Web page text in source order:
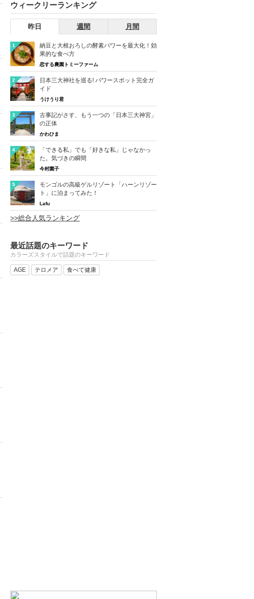
ウィークリーランキング
昨日 週間 月間
1
納豆と大根おろしの酵素パワーを最大化！効
果的な食べ方
恋する農園トミーファーム
2
日本三大神社を巡る! パワースポット完全ガ
イド
うけうり君
3
古事記がさす、もう一つの「日本三大神宮」
の正体
かわひま
4
「できる私」でも「好きな私」じゃなかっ
た。気づきの瞬間
今村園子
5
モンゴルの高級ゲルリゾート「ハーンリゾー
ト」に泊まってみた！
Lafu
>>総合人気ランキング
最近話題のキーワード
カラーズスタイルで話題のキーワード
AGE テロメア 食べて健康